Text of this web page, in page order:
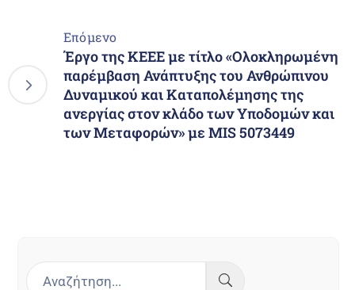
Επόμενο
Έργο της ΚΕΕΕ με τίτλο «Ολοκληρωμένη
παρέμβαση Ανάπτυξης του Ανθρώπινου
Δυναμικού και Καταπολέμησης της
ανεργίας στον κλάδο των Υποδομών και
των Μεταφορών» με MIS 5073449